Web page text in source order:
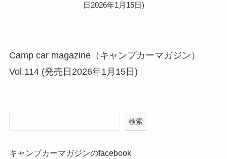
日2026年1月15日)
Camp car magazine（キャンプカーマガジン）
Vol.114 (発売日2026年1月15日)
検索
キャンプカーマガジンのfacebook